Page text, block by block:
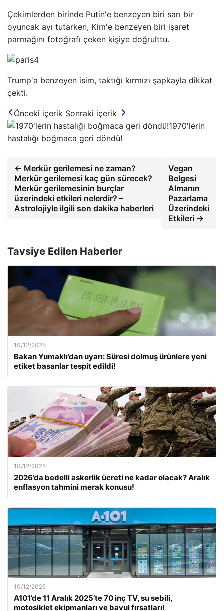
Çekimlerden birinde Putin'e benzeyen biri sarı bir
oyuncak ayı tutarken, Kim'e benzeyen biri işaret
parmağını fotoğrafı çeken kişiye doğrulttu.
Trump'a benzeyen isim, taktığı kırmızı şapkayla dikkat
çekti.
Önceki içerik Sonraki içerik
1970'lerin
hastalığı boğmaca geri döndü!
← Merkür gerilemesi ne zaman?
Merkür gerilemesi kaç gün sürecek?
Merkür gerilemesinin burçlar
üzerindeki etkileri nelerdir? –
Astrolojiyle ilgili son dakika haberleri
Vegan
Belgesi
Almanın
Pazarlama
Üzerindeki
Etkileri →
Tavsiye Edilen Haberler
10/12/2025
Bakan Yumaklı’dan uyarı: Süresi dolmuş ürünlere yeni
etiket basanlar tespit edildi!
10/12/2025
2026’da bedelli askerlik ücreti ne kadar olacak? Aralık
enflasyon tahmini merak konusu!
10/12/2025
A101’de 11 Aralık 2025’te 70 inç TV, su sebili,
motosiklet ekipmanları ve bavul fırsatları!